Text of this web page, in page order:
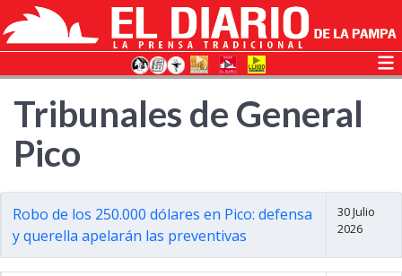
Tribunales de General
Pico
Robo de los 250.000 dólares en Pico: defensa
y querella apelarán las preventivas
30 Julio
2026